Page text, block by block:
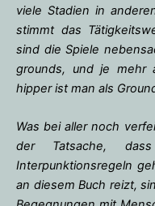
viele Stadien in
stimmt das
sind die Spiele
grounds, und je mehr
hipper ist man als
Was bei aller noch
der Tatsache,
Interpunktionsregeln
an diesem Buch reizt,